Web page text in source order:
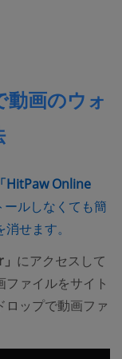
画のウォ
「HitPaw Online
ルしなくても簡
せます。
にアクセスして
ファイルをサイト
ロップで動画ファ